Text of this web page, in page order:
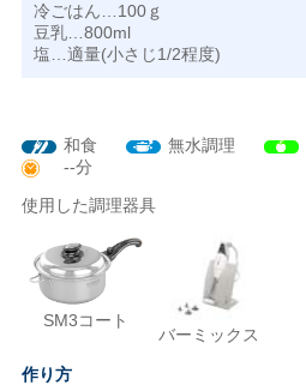
冷ごはん…100ｇ
豆乳…800ml
塩…適量(小さじ1/2程度)
和食 無水調理
--分
使用した調理器具
SM3コート
バーミックス
作り方